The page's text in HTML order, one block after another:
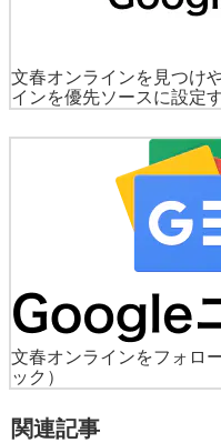
文春オンラインを見つけ
インを優先ソースに設定す
文春オンラインをフォロ
ック）
関連記事